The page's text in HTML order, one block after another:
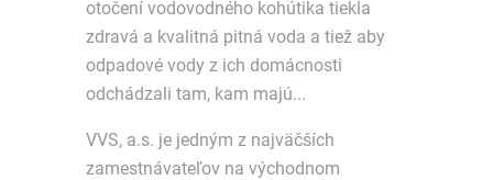
otočení vodovodného kohútika tiekla
zdravá a kvalitná pitná voda a tiež aby
odpadové vody z ich domácnosti
odchádzali tam, kam majú...
VVS, a.s. je jedným z najväčších
zamestnávateľov na východnom